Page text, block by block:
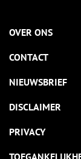
OVER ONS
CONTACT
NIEUWSBRIEF
DISCLAIMER
PRIVACY